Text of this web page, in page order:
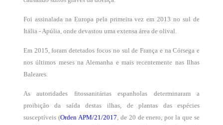
Foi assinalada na Europa pela primeira vez em 2013 no sul de
Itália - Apúlia, onde devastou uma extensa área de olival.
Em 2015, foram detetados focos no sul de França e na Córsega e
nos últimos meses na Alemanha e mais recentemente nas Ilhas
Baleares.
As autoridades fitossanitárias espanholas determinaram a
proibição da saída destas ilhas, de plantas das espécies
susceptíveis (Orden APM/21/2017, de 20 de enero, por la que se